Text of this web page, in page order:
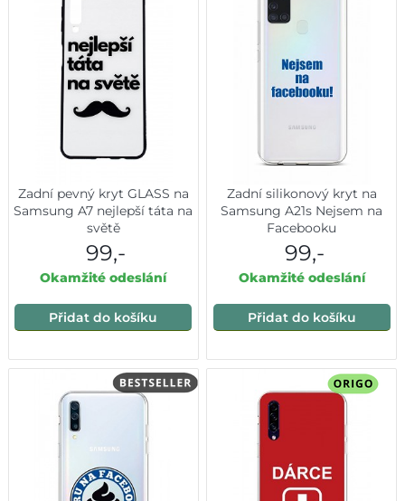
Zadní pevný kryt GLASS na
Samsung A7 nejlepší táta na
světě
99,-
Okamžité odeslání
Přidat do košíku
Zadní silikonový kryt na
Samsung A21s Nejsem na
Facebooku
99,-
Okamžité odeslání
Přidat do košíku